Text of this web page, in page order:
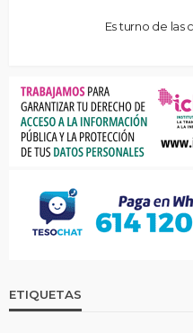
Es turno de las
ETIQUETAS